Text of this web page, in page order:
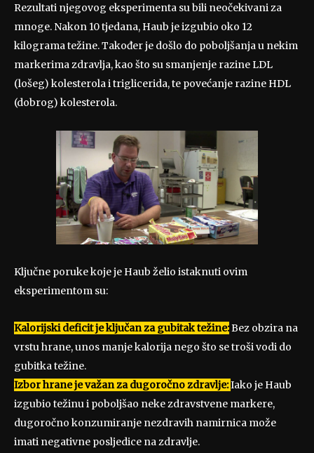
Rezultati njegovog eksperimenta su bili neočekivani za
mnoge. Nakon 10 tjedana, Haub je izgubio oko 12
kilograma težine. Također je došlo do poboljšanja u nekim
markerima zdravlja, kao što su smanjenje razine LDL
(lošeg) kolesterola i triglicerida, te povećanje razine HDL
(dobrog) kolesterola.
Ključne poruke koje je Haub želio istaknuti ovim
eksperimentom su:
Kalorijski deficit je ključan za gubitak težine:Bez obzira na
vrstu hrane, unos manje kalorija nego što se troši vodi do
gubitka težine.
Izbor hrane je važan za dugoročno zdravlje:Iako je Haub
izgubio težinu i poboljšao neke zdravstvene markere,
dugoročno konzumiranje nezdravih namirnica može
imati negativne posljedice na zdravlje.